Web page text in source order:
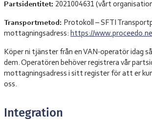
Partsidentitet: 2021004631 (vårt
Transportmetod: Protokoll – SFTI
mottagningsadress: https://
Köper ni tjänster från en VAN-operatör idag
dem. Operatören behöver registrera vår
mottagningsadress i sitt register för att er
oss.
Integration